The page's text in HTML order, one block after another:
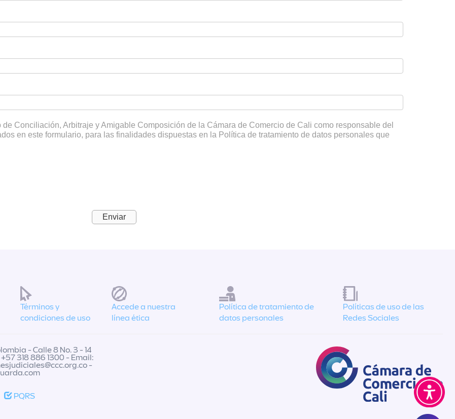
Conciliación, Arbitraje y Amigable Composición de la Cámara de Comercio de Cali como responsable del
en este formulario, para las finalidades dispuestas en la Política de tratamiento de datos personales que
Términos y
condiciones de uso
Accede a nuestra
línea ética
Política de tratamiento de
datos personales
Políticas de uso de las
Redes Sociales
- Calle 8 No. 3 - 14
318 886 1300 - Email:
-
PQRS